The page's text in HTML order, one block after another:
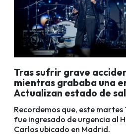
Tras sufrir grave
mientras grababa una
Actualizan estado de
Recordemos que, este martes
fue ingresado de urgencia al
Carlos ubicado en Madrid.